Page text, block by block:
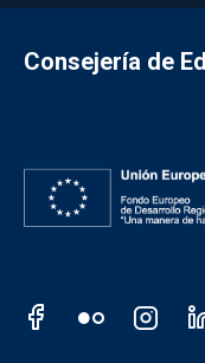
Consejería de
Redes